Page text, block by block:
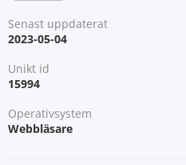
Senast uppdaterat
2023-05-04
Unikt id
15994
Operativsystem
Webbläsare